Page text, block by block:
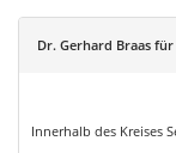
Dr. Gerhard Braas
Innerhalb des Kreises